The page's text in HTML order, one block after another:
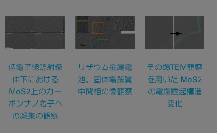
低電子線照射条
件下における
MoS2上のカー
ボンナノ粒子へ
の凝集の観察
リチウム金属電
池、固体電解質
中間相の像観察
その場TEM観察
を用いた MoS2
の電場誘起構造
変化